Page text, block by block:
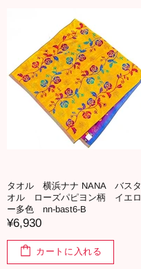
タオル 横浜ナナ NANA バスタ
オル ローズパピヨン柄 イエロ
ー多色 nn-bast6-B
¥6,930
カートに入れる